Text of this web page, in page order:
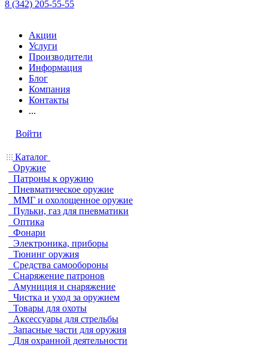
8 (342) 205-55-55
Акции
Услуги
Производители
Информация
Блог
Компания
Контакты
...
Войти
Каталог
Оружие
Патроны к оружию
Пневматическое оружие
ММГ и охолощенное оружие
Пульки, газ для пневматики
Оптика
Фонари
Электроника, приборы
Тюнинг оружия
Средства самообороны
Снаряжение патронов
Амуниция и снаряжение
Чистка и уход за оружием
Товары для охоты
Аксессуары для стрельбы
Запасные части для оружия
Для охранной деятельности